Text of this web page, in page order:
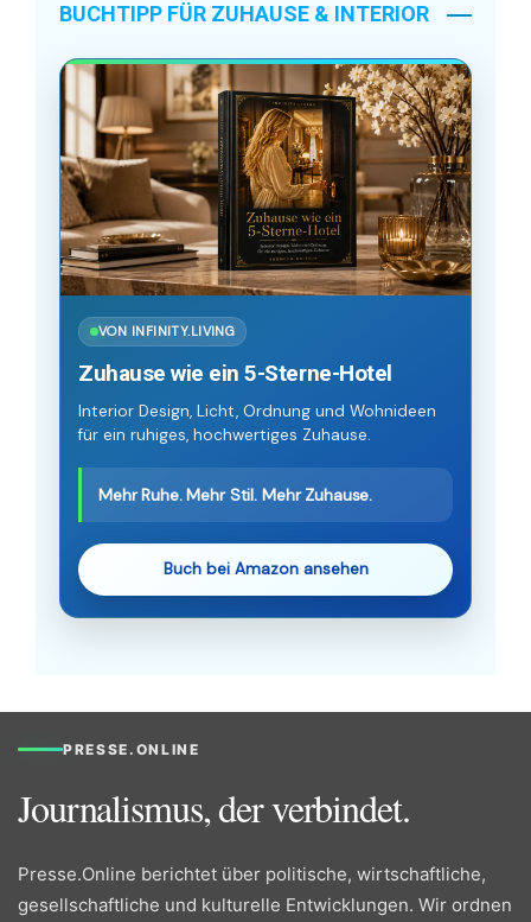
BUCHTIPP FÜR ZUHAUSE & INTERIOR
VON INFINITY.LIVING
Zuhause wie ein 5-Sterne-Hotel
Interior Design, Licht, Ordnung und Wohnideen
für ein ruhiges, hochwertiges Zuhause.
Mehr Ruhe. Mehr Stil. Mehr Zuhause.
Buch bei Amazon ansehen
PRESSE.ONLINE
Journalismus, der verbindet.
Presse.Online berichtet über politische, wirtschaftliche,
gesellschaftliche und kulturelle Entwicklungen. Wir ordnen